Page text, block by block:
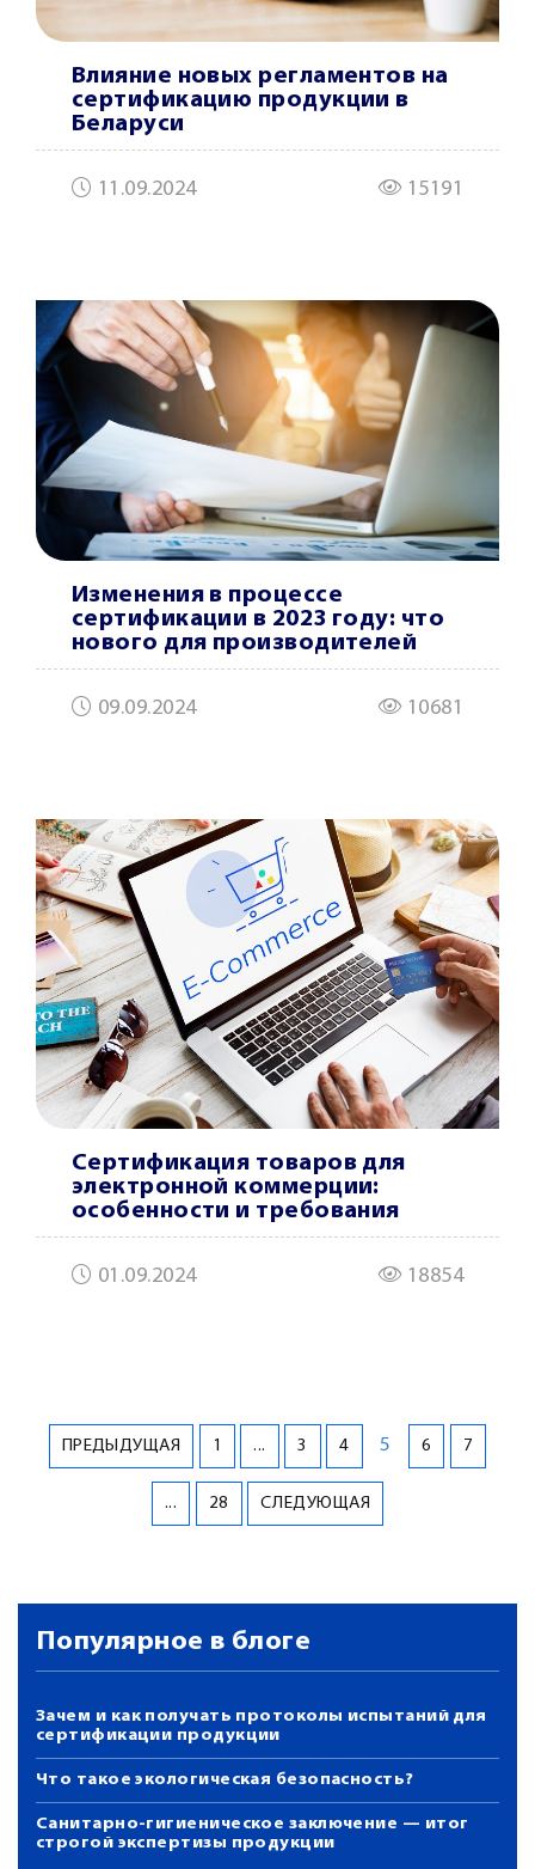
Влияние новых регламентов на
сертификацию продукции в
Беларуси
11.09.2024 15191
Изменения в процессе
сертификации в 2023 году: что
нового для производителей
09.09.2024 10681
Сертификация товаров для
электронной коммерции:
особенности и требования
01.09.2024 18854
ПРЕДЫДУЩАЯ 1 ... 3 4 5 6 7
... 28 СЛЕДУЮЩАЯ
Популярное в блоге
Зачем и как получать протоколы испытаний для
сертификации продукции
Что такое экологическая безопасность?
Санитарно-гигиеническое заключение — итог
строгой экспертизы продукции